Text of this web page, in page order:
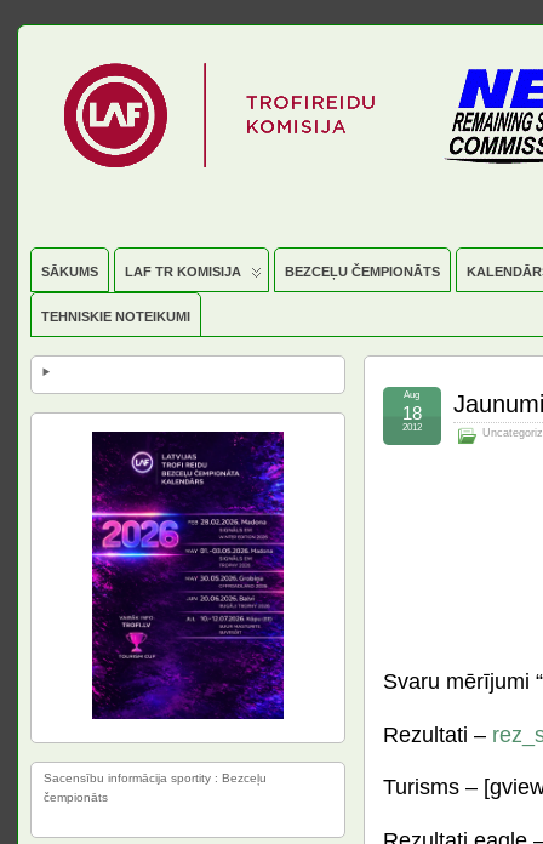
SĀKUMS LAF TR KOMISIJA BEZCEĻU ČEMPIONĀTS
TEHNISKIE NOTEIKUMI
Aug
18
2012
Svaru mērījumi
Rezultati –
Turisms –
Sacensību informācija sportity : Bezceļu
čempionāts